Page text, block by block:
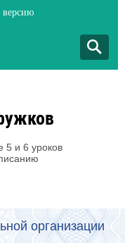
версию
5 и 6 уроков
организации